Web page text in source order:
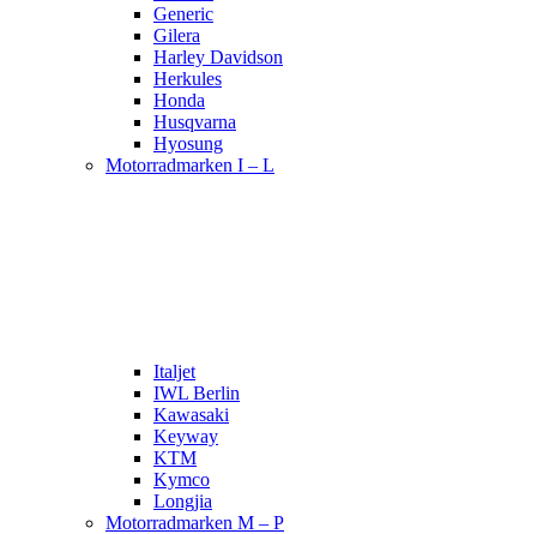
Generic
Gilera
Harley Davidson
Herkules
Honda
Husqvarna
Hyosung
Motorradmarken I – L
Italjet
IWL Berlin
Kawasaki
Keyway
KTM
Kymco
Longjia
Motorradmarken M – P